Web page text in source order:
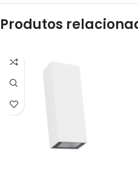
4X DER$20,06COM
Produtos